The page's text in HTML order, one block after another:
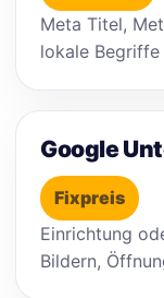
Meta Titel,
lokale Begriffe
Google
Fixpreis
Einrichtung
Bildern,